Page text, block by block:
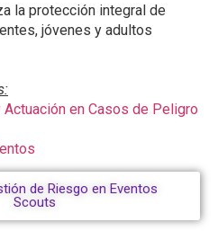
la protección integral de
jóvenes y adultos
Actuación en Casos de Peligro
de Riesgo en Eventos
Scouts